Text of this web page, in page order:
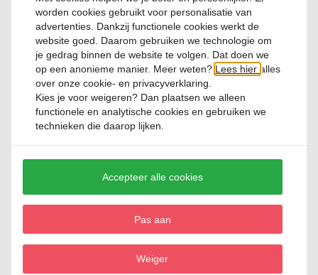
Diep bord 25,5 cm Blue Faded Dune
0 Reviews
€ 22,95
Kom 24 cm Blue Faded Dune
worden cookies gebruikt voor personalisatie van
advertenties. Dankzij functionele cookies werkt de
website goed. Daarom gebruiken we technologie om
je gedrag binnen de website te volgen. Dat doen we
op een anonieme manier. Meer weten?Lees hieralles
over onze cookie- en privacyverklaring.
Kies je voorweigeren? Dan plaatsen we alleen
functionele en analytische cookies en gebruiken we
technieken die daarop lijken.
Accepteer alle cookies
Pas aan
Weiger